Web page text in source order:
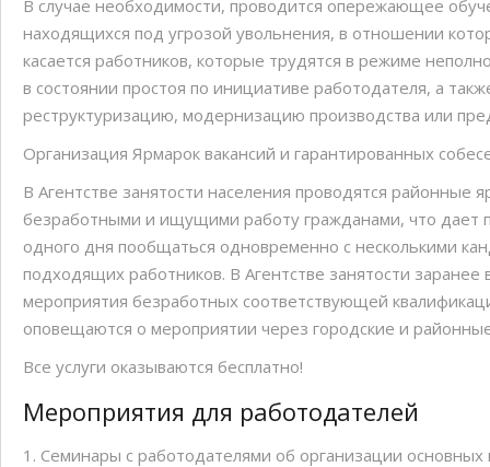
В случае необходимости, проводится опережающее
находящихся под угрозой увольнения, в отношении
касается работников, которые трудятся в режиме
в состоянии простоя по инициативе работодателя, а
реструктуризацию, модернизацию производства или
Организация Ярмарок вакансий и гарантированных
В Агентстве занятости населения проводятся районные
безработными и ищущими работу гражданами, что дает
одного дня пообщаться одновременно с несколькими
подходящих работников. В Агентстве занятости
мероприятия безработных соответствующей
оповещаются о мероприятии через городские и
Все услуги оказываются бесплатно!
Мероприятия для работодателей
1. Семинары с работодателями об организации